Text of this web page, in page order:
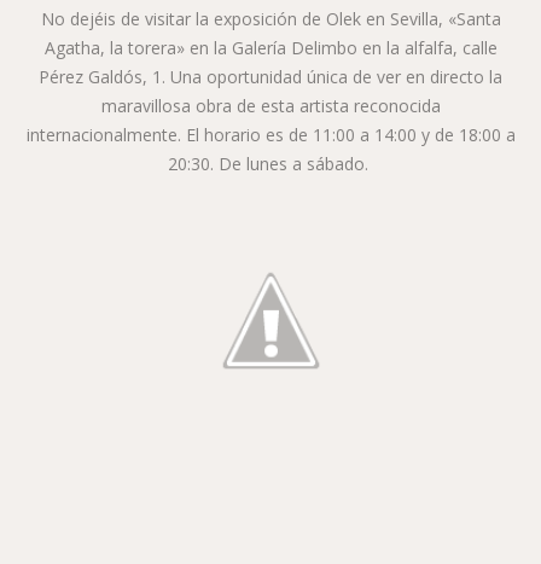
No dejéis de visitar la exposición de Olek en Sevilla, «Santa
Agatha, la torera» en la Galería Delimbo en la alfalfa, calle
Pérez Galdós, 1. Una oportunidad única de ver en directo la
maravillosa obra de esta artista reconocida
internacionalmente. El horario es de 11:00 a 14:00 y de 18:00 a
20:30. De lunes a sábado.